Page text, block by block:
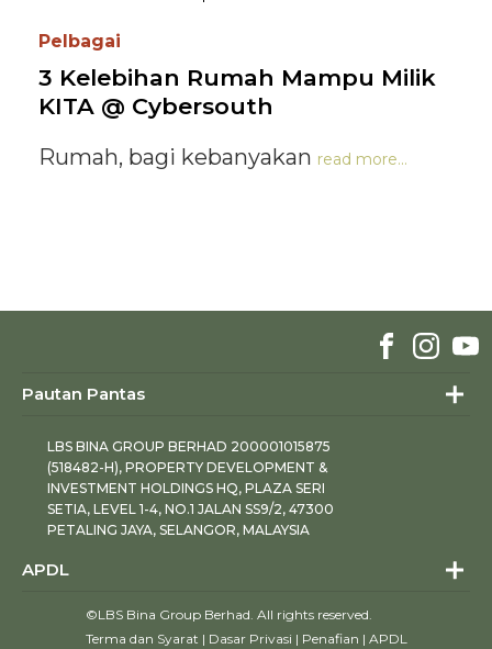
Pelbagai
3 Kelebihan Rumah Mampu Milik
KITA @ Cybersouth
Rumah, bagi kebanyakan read more...
Pautan Pantas
LBS BINA GROUP BERHAD 200001015875
(518482-H), PROPERTY DEVELOPMENT &
INVESTMENT HOLDINGS HQ, PLAZA SERI
SETIA, LEVEL 1-4, NO.1 JALAN SS9/2, 47300
PETALING JAYA, SELANGOR, MALAYSIA
APDL
©LBS Bina Group Berhad. All rights reserved.
Terma dan Syarat | Dasar Privasi | Penafian | APDL